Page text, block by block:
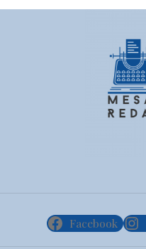
Facebook